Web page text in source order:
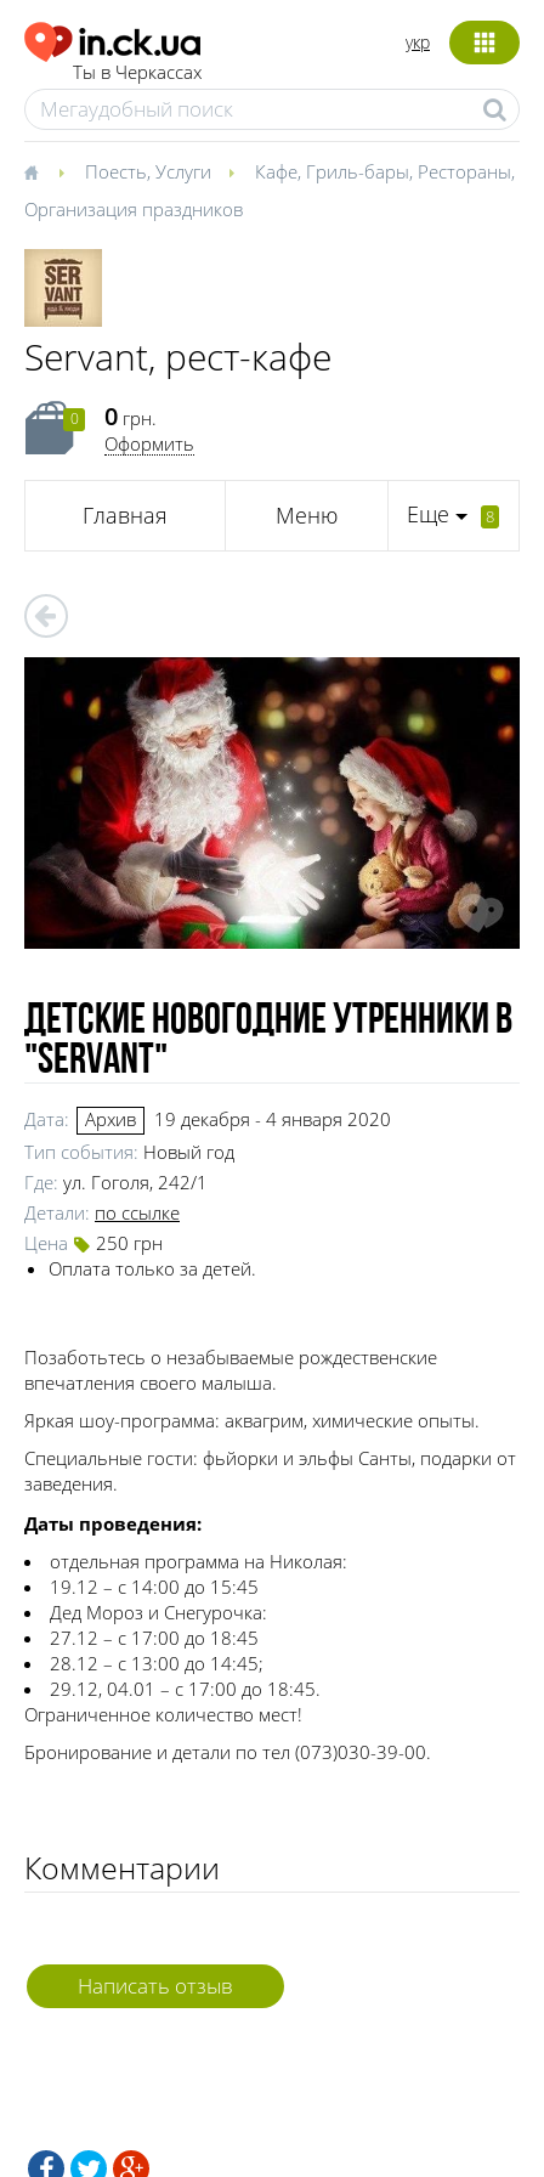
Ты в Черкассах
укр
Поесть, Услуги Кафе, Гриль-бары, Рестораны,
Организация праздников
Servant, рест-кафе
0 0 грн.
Оформить
Главная Меню Еще 8
Детские Новогодние утренники в
"Servant"
Дата: Архив
19 декабря - 4 января 2020
Тип события: Новый год
Где: ул. Гоголя, 242/1
Детали: по ссылке
Цена
250 грн
Оплата только за детей.
Позаботьтесь о незабываемые рождественские
впечатления своего малыша.
Яркая шоу-программа: аквагрим, химические опыты.
Специальные гости: фьйорки и эльфы Санты, подарки от
заведения.
Даты проведения:
отдельная программа на Николая:
19.12 – с 14:00 до 15:45
Дед Мороз и Снегурочка:
27.12 – с 17:00 до 18:45
28.12 – с 13:00 до 14:45;
29.12, 04.01 – с 17:00 до 18:45.
Ограниченное количество мест!
Бронирование и детали по тел (073)030-39-00.
Комментарии
Написать отзыв